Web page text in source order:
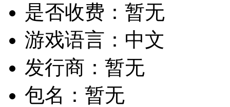
是否收费： 暂无
游戏语言： 中文
发行商： 暂无
包名： 暂无